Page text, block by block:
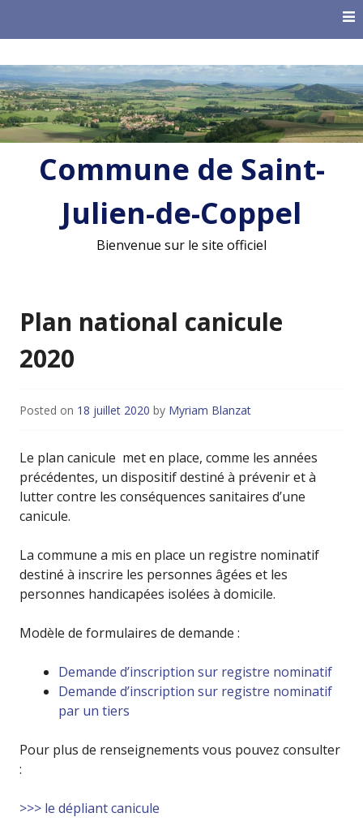
Commune de Saint-
Julien-de-Coppel
Bienvenue sur le site officiel
Plan national canicule
2020
Posted on 18 juillet 2020 by Myriam Blanzat
Le plan canicule met en place, comme les années
précédentes, un dispositif destiné à prévenir et à
lutter contre les conséquences sanitaires d’une
canicule.
La commune a mis en place un registre nominatif
destiné à inscrire les personnes âgées et les
personnes handicapées isolées à domicile.
Modèle de formulaires de demande :
Demande d’inscription sur registre nominatif
Demande d’inscription sur registre nominatif
par un tiers
Pour plus de renseignements vous pouvez consulter
:
>>> le dépliant canicule